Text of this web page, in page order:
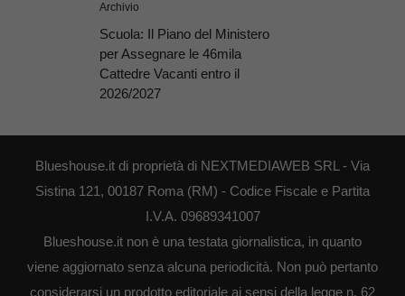
Archivio
Scuola: Il Piano del Ministero
per Assegnare le 46mila
Cattedre Vacanti entro il
2026/2027
Blueshouse.it di proprietà di NEXTMEDIAWEB SRL - Via
Sistina 121, 00187 Roma (RM) - Codice Fiscale e Partita
I.V.A. 09689341007
Blueshouse.it non è una testata giornalistica, in quanto
viene aggiornato senza alcuna periodicità. Non può pertanto
considerarsi un prodotto editoriale ai sensi della legge n. 62